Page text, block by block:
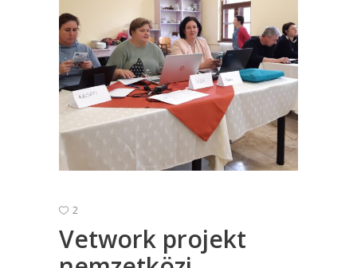
2
Vetwork projekt